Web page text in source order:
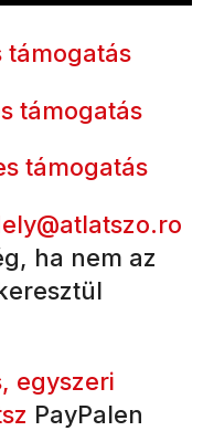
támogatás
támogatás
támogatás
ha nem az
egyszeri
PayPalen